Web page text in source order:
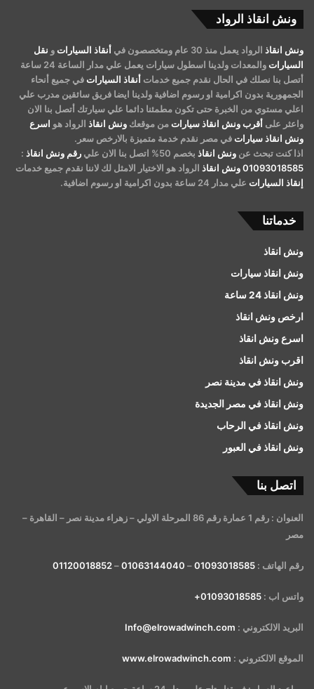
ونش انقاذ الرواد
ونش انقاذ الرواد يعمل منذ 30 عام ومتخصصون في أنقاذ السيارات و نقل
السيارات
والمعدات ولدينا اسطول سيارات يعمل علي مدار الساعة 24 ساعة
أتصل بنا نصلك في الحال نقدم جميع خدمات أنقاذ السيارات في جميع أنحاء
الجمهورية بدون اكرامية او رسوم اضافية ولدينا ايضا فريق سائقين مدرب علي
اعلي مستوي من الخبرة حتى تكون مطمئنا دائما علي سيارتك أتصل بنا الان
واعثر على أقرب ونش انقاذ سيارات من موقعك ونش انقاذ الرواد هو اسرع
ونش انقاذ سيارات في مصر نقدم خدمة متميزة بالارخص سعر.
اذا كنت تبحث عن ونش انقاذ بخصم 50% اتصل بنا الان علي رقم ونش انقاذ :
01093018585ونش انقاذ الرواد هو الاختيار الامثل لك لاننا نقدم جميع خدمات
إنقاذ السيارات علي مدار 24 ساعة بدون اكرامية او رسوم اضافية.
خدماتنا
ونش انقاذ
ونش انقاذ سيارات
ونش انقاذ 24 ساعة
ارخص ونش انقاذ
اسرع ونش انقاذ
اقرب ونش انقاذ
ونش انقاذ في مدينة نصر
ونش انقاذ في مصر الجديدة
ونش انقاذ في الرحاب
ونش انقاذ في العبور
اتصل بنا
العنوان : رقم 1 عمارة رقم 86 المرحلة الاولي – زهراء مدينة نصر – القاهرة –
مصر
رقم الهاتف : 01093018585
–
01063144040
–
01120018852
واتس اب : 01093018585+
البريد الالكتروني : Info@elrowadwinch.com
الموقع الالكتروني : www.elrowadwinch.com